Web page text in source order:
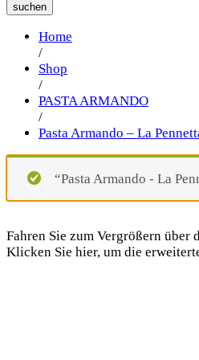
suchen
Home
/
Shop
/
PASTA ARMANDO
/
Pasta Armando – La
“Pasta Armando - La
Fahren Sie zum Vergrößern über
Klicken Sie hier, um die